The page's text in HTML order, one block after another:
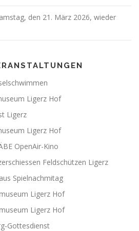
den 21. März 2026, wieder
Ligerz Hof
Ligerz
Ligerz Hof
OpenAir-Kino
Feldschützen Ligerz
Spielnachmitag
Ligerz Hof
Ligerz Hof
Gottesdienst